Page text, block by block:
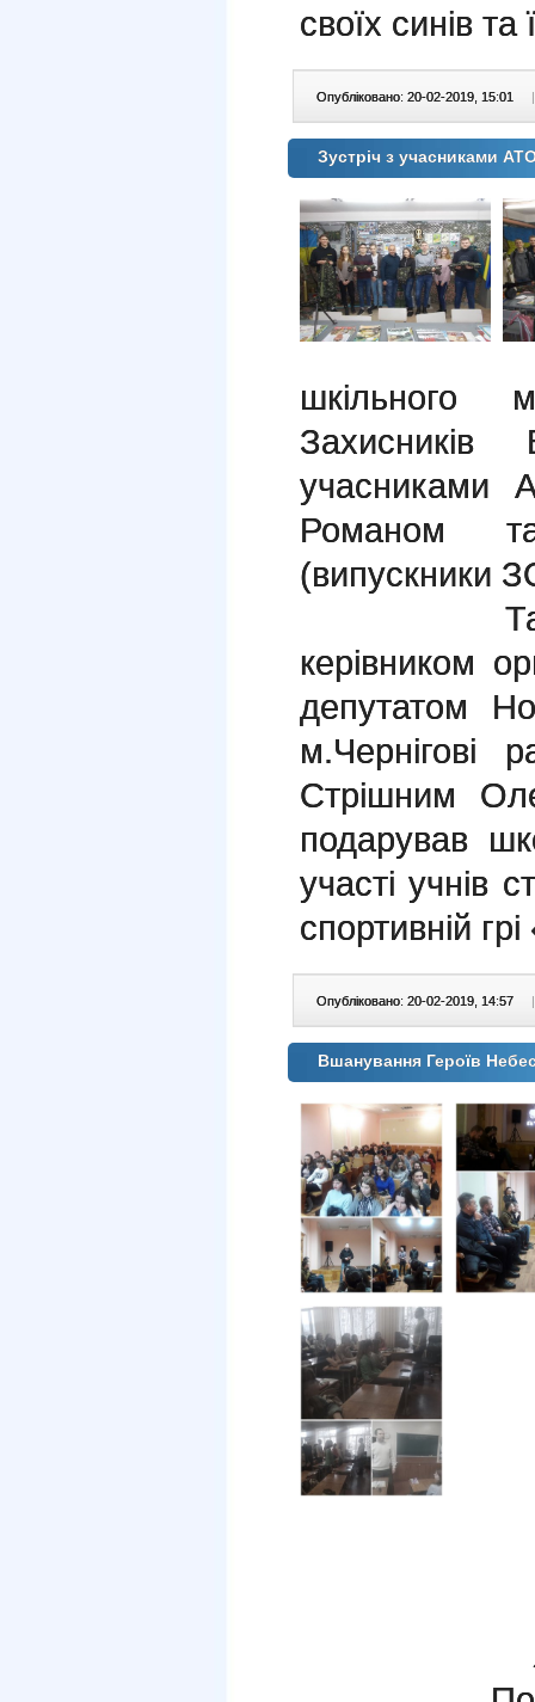
своїх синів
Опубліковано: 20-02-2019, 15:01 |
Зустріч з учасниками
шкільного
Захисників
учасниками
Романом
(випускники
Також
керівником
депутатом
м.Чернігові
Стрішним
подарував
участі учнів
спортивній
Опубліковано: 20-02-2019, 14:57 |
Вшанування Героїв